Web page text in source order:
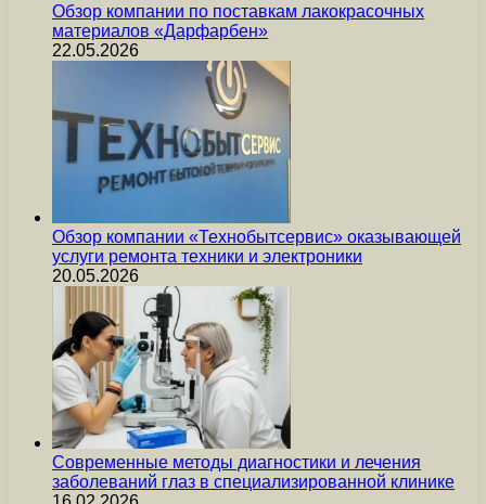
Обзор компании по поставкам лакокрасочных
материалов «Дарфарбен»
22.05.2026
Обзор компании «Технобытсервис» оказывающей
услуги ремонта техники и электроники
20.05.2026
Современные методы диагностики и лечения
заболеваний глаз в специализированной клинике